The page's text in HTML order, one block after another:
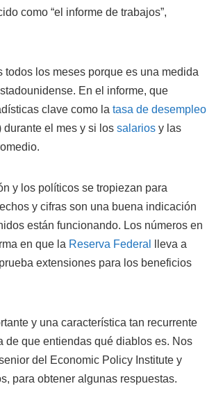
como “el informe de trabajos”,
los meses porque es una medida
En el informe, que
clave como la tasa de desempleo
durante el mes y si los salarios y las
y los políticos se tropiezan para
y cifras son una buena indicación
están funcionando. Los números en
en que la Reserva Federal
lleva a
extensiones para los beneficios
y una característica tan recurrente
de que entiendas qué diablos es. Nos
del Economic Policy Institute y
para obtener algunas respuestas.